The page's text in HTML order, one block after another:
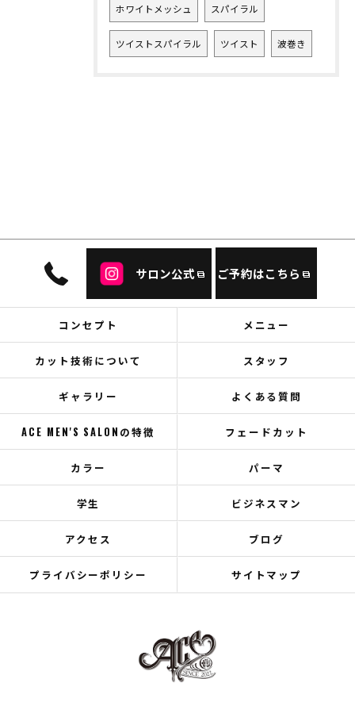
ホワイトメッシュ スパイラル
ツイストスパイラル ツイスト 波巻き
サロン公式 ご予約はこちら
コンセプト メニュー
カット技術について スタッフ
ギャラリー よくある質問
ACE MEN'S SALONの特徴 フェードカット
カラー パーマ
学生 ビジネスマン
アクセス ブログ
プライバシーポリシー サイトマップ